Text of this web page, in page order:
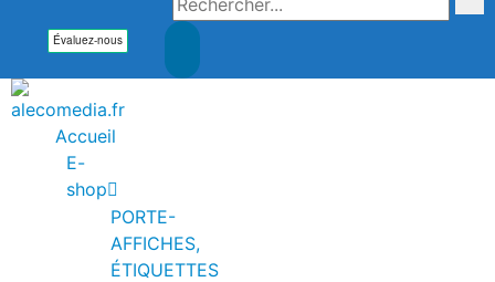
Accueil
E-
shop
PORTE-
AFFICHES,
ÉTIQUETTES